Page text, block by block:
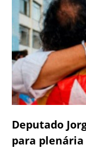
Deputado
para plenária